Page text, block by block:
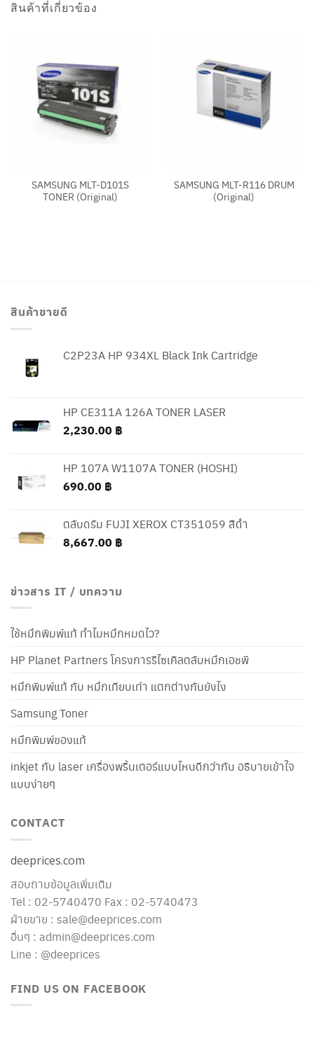
สินค้าที่เกี่ยวข้อง
SAMSUNG MLT-D101S
TONER (Original)
SAMSUNG MLT-R116 DRUM
(Original)
สินค้าขายดี
C2P23A HP 934XL Black Ink Cartridge
HP CE311A 126A TONER LASER
2,230.00 ฿
HP 107A W1107A TONER (HOSHI)
690.00 ฿
ตลับดรัม FUJI XEROX CT351059 สีดำ
8,667.00 ฿
ข่าวสาร IT / บทความ
ใช้หมึกพิมพ์แท้ ทำไมหมึกหมดไว?
HP Planet Partners โครงการรีไซเคิลตลับหมึกเอชพี
หมึกพิมพ์แท้ กับ หมึกเทียบเท่า แตกต่างกันยังไง
Samsung Toner
หมึกพิมพ์ของแท้
inkjet กับ laser เครื่องพริ้นเตอร์แบบไหนดีกว่ากัน อธิบายเข้าใจ
แบบง่ายๆ
CONTACT
deeprices.com
สอบถามข้อมูลเพิ่มเติม
Tel : 02-5740470 Fax : 02-5740473
ฝ่ายขาย : sale@deeprices.com
อื่นๆ : admin@deeprices.com
Line : @deeprices
FIND US ON FACEBOOK